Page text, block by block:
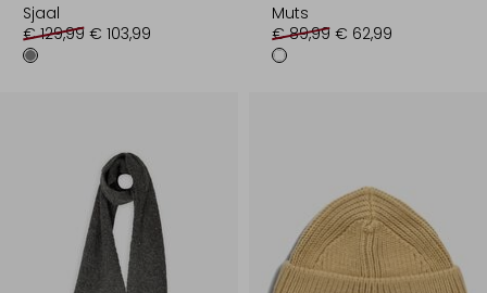
Sjaal
€ 129,99 € 103,99
Muts
€ 89,99 € 62,99